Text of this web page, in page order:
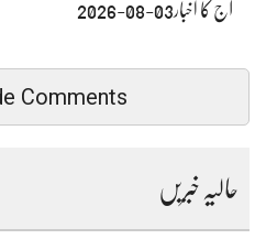
آج کا اخبار03-08-2026
Comments
حالیہ خبریں